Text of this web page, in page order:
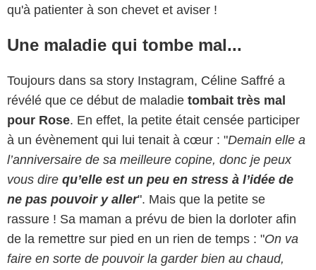
qu'à patienter à son chevet et aviser !
Une maladie qui tombe mal...
Toujours dans sa story Instagram, Céline Saffré a
révélé que ce début de maladie tombait très mal
pour Rose. En effet, la petite était censée participer
à un évènement qui lui tenait à cœur : "Demain elle a
l’anniversaire de sa meilleure copine, donc je peux
vous dire qu’elle est un peu en stress à l’idée de
ne pas pouvoir y aller". Mais que la petite se
rassure ! Sa maman a prévu de bien la dorloter afin
de la remettre sur pied en un rien de temps : "On va
faire en sorte de pouvoir la garder bien au chaud,